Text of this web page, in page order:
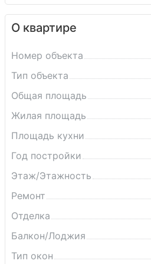
· Остановка общественного
· Ж/д и автостанция — удобная
🚄
телефону. 🔑
О квартире
Номер объекта
Тип объекта
Общая площадь
Жилая площадь
Площадь кухни
Год постройки
Этаж/Этажность
Ремонт
Отделка
Балкон/Лоджия
Тип окон